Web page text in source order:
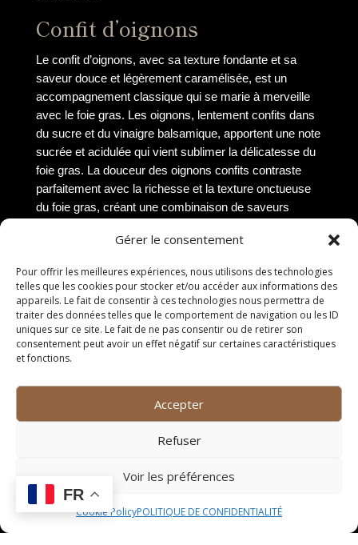
Gérer le consentement
Pour offrir les meilleures expériences, nous utilisons des technologies
telles que les cookies pour stocker et/ou accéder aux informations des
appareils. Le fait de consentir à ces technologies nous permettra de
traiter des données telles que le comportement de navigation ou les ID
uniques sur ce site. Le fait de ne pas consentir ou de retirer son
consentement peut avoir un effet négatif sur certaines caractéristiques
et fonctions.
Accepter
Refuser
Voir les préférences
Cookie PolicyPOLITIQUE DE CONFIDENTIALITÉ
Confit d’oignons
Le confit d’oignons, avec sa texture fondante et sa
saveur douce et légèrement caramélisée, est un
accompagnement classique qui se marie à merveille
avec le foie gras. Les oignons, lentement confits dans
du sucre et du vinaigre balsamique, apportent une note
sucrée et acidulée qui vient sublimer la délicatesse du
foie gras. La douceur des oignons confits contraste
parfaitement avec la richesse et la texture onctueuse
du foie gras, créant une combinaison de saveurs
Présentation
Assiettes individuelles
Les assiettes individuelles sont une option élégante
pour servir le foie gras en entrée à Grabels. Chaque
convive pourra ainsi profiter d’une présentation soignée
et personnalisée. Les assiettes peuvent être décorées
avec des éléments artistiques tels que des feuilles de
touche de raffinement.
Plateau à partager
FR